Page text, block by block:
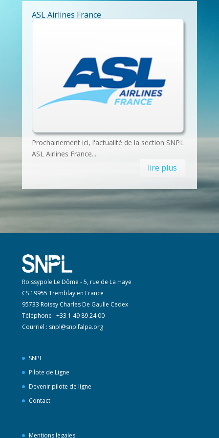
ASL Airlines France
Prochainement ici, l'actualité de la section SNPL
ASL Airlines France...
lire plus
Roissypole Le Dôme - 5, rue de La Haye
CS 19955 Tremblay en France
95733 Roissy Charles De Gaulle Cedex
Téléphone : +33 1 49 89 24 00
Courriel : snpl@snplfalpa.org
SNPL
Pilote de Ligne
Devenir pilote de ligne
Contact
Mentions légales